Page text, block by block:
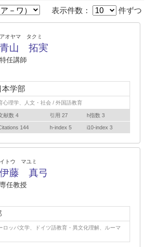
表示件数： 件ずつ
アオヤマ タクミ
青山 拓実
特任講師
学部
心理学、人文・社会 / 外国語教育
献数 4 引用 27 h指数 3
144 h-index 5 i10-index 3
イトウ マユミ
伊藤 真弓
専任教授
ロッパ文学、ドイツ語教育・異文化理解、ルーマ